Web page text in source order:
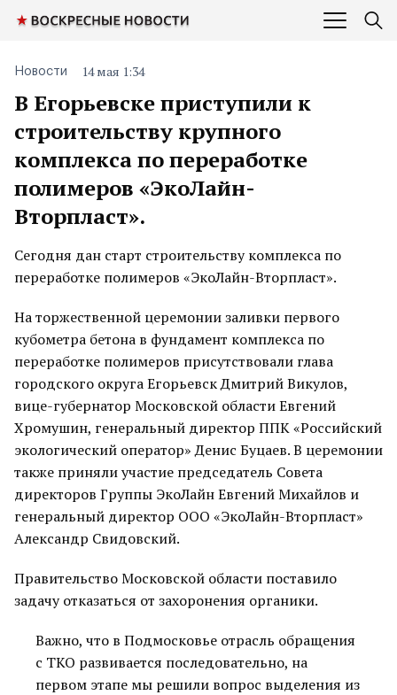
В Егорьевске приступили к
строительству крупного
комплекса по переработке
полимеров «ЭкоЛайн-
Вторпласт».
Новости 14 мая 1:34
Сегодня дан старт строительству комплекса по
переработке полимеров «ЭкоЛайн-Вторпласт».
На торжественной церемонии заливки первого
кубометра бетона в фундамент комплекса по
переработке полимеров присутствовали глава
городского округа Егорьевск Дмитрий Викулов,
вице-губернатор Московской области Евгений
Хромушин, генеральный директор ППК «Российский
экологический оператор» Денис Буцаев. В церемонии
также приняли участие председатель Совета
директоров Группы ЭкоЛайн Евгений Михайлов и
генеральный директор ООО «ЭкоЛайн-Вторпласт»
Александр Свидовский.
Правительство Московской области поставило
задачу отказаться от захоронения органики.
Важно, что в Подмосковье отрасль обращения
с ТКО развивается последовательно, на
первом этапе мы решили вопрос выделения из